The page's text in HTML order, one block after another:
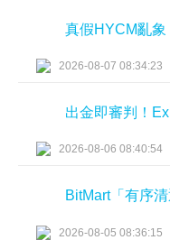
真假HYCM亂
2026-08-07 08:34:23
出金即審判！
2026-08-06 08:40:54
BitMart「有序
2026-08-05 08:36:15